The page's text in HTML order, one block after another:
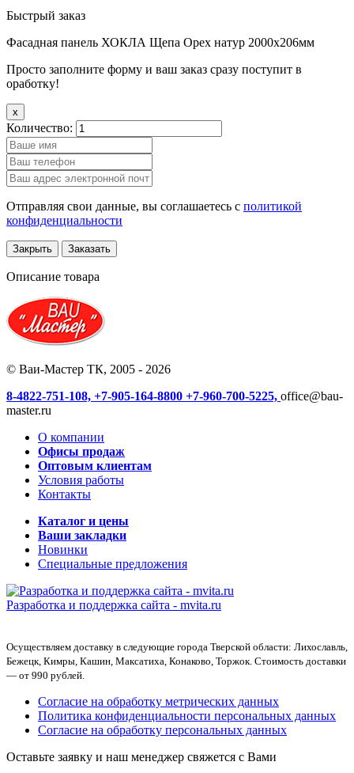
Быстрый заказ
Фасадная панель ХОКЛА Щепа Орех натур 2000х206мм
Просто заполните форму и ваш заказ сразу поступит в
оработку!
x
Количество:
Отправляя свои данные, вы соглашаетесь с политикой
конфиденциальности
Закрыть Заказать
Описание товара
© Ваи-Мастер ТК, 2005 - 2026
8-4822-751-108, +7-905-164-8800 +7-960-700-5225, office@bau-
master.ru
О компании
Офисы продаж
Оптовым клиентам
Условия работы
Контакты
Каталог и цены
Ваши закладки
Новинки
Специальные предложения
Разработка и поддержка сайта - mvita.ru
Осуществляем доставку в следующие города Тверской области: Лихославль,
Бежецк, Кимры, Кашин, Максатиха, Конаково, Торжок. Стоимость доставки
— от 990 рублей.
Согласие на обработку метрических данных
Политика конфиденциальности персональных данных
Согласие на обработку персональных данных
Оставьте заявку и наш менеджер свяжется с Вами